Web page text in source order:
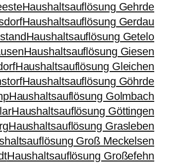
Haushaltsauflösung Gehrde
Haushaltsauflösung Gerdau
Haushaltsauflösung Getelo
Haushaltsauflösung Giesen
Haushaltsauflösung Gleichen
Haushaltsauflösung Göhrde
Haushaltsauflösung Golmbach
Haushaltsauflösung Göttingen
Haushaltsauflösung Grasleben
Groß Meckelsen
Haushaltsauflösung Großefehn